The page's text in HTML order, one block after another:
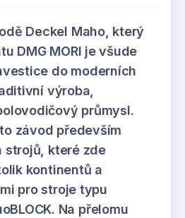
Deckel Maho, který
DMG MORI je všude
do moderních
výroba,
průmysl.
závod především
strojů, které zde
kontinentů a
pro stroje typu
Na přelomu